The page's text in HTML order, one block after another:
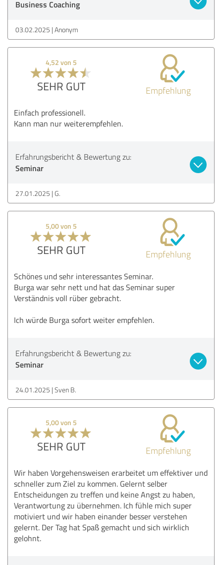
Business Coaching
03.02.2025 Anonym
4,52 von 5
SEHR GUT Empfehlung
Einfach professionell.
Kann man nur weiterempfehlen.
Erfahrungsbericht & Bewertung zu:
Seminar
27.01.2025 G.
5,00 von 5
SEHR GUT Empfehlung
Schönes und sehr interessantes Seminar.
Burga war sehr nett und hat das Seminar super
Verständnis voll rüber gebracht.
Ich würde Burga sofort weiter empfehlen.
Erfahrungsbericht & Bewertung zu:
Seminar
24.01.2025 Sven B.
5,00 von 5
SEHR GUT Empfehlung
Wir haben Vorgehensweisen erarbeitet um effektiver und
schneller zum Ziel zu kommen. Gelernt selber
Entscheidungen zu treffen und keine Angst zu haben,
Verantwortung zu übernehmen. Ich fühle mich super
motiviert und wir haben einander besser verstehen
gelernt. Der Tag hat Spaß gemacht und sich wirklich
gelohnt.